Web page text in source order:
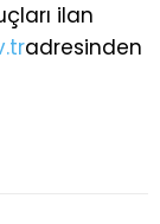
ilan
adresinden